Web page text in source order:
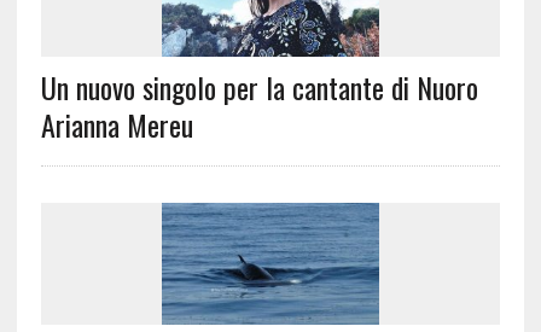
Un nuovo singolo per la cantante di Nuoro
Arianna Mereu